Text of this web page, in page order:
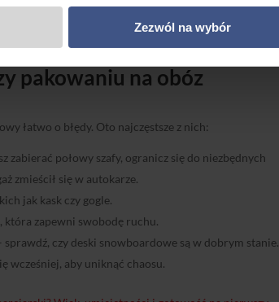
Zezwól na wybór
przestrzeń. Sprawdź prognozę pogody, aby dobrać
trochę miejsca na pamiątki lub drobiazgi, które
pakowaniu na obóz
łatwo o błędy. Oto najczęstsze z nich:
zabierać połowy szafy, ogranicz się do niezbędnych
zmieścił się w autokarze.
jak kask czy gogle.
która zapewni swobodę ruchu.
czy deski snowboardowe są w dobrym stanie.
wcześniej, aby uniknąć chaosu.